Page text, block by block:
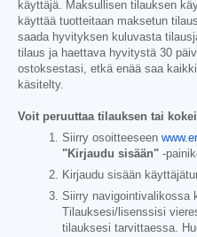
käyttäjä. Maksullisen tilauksen
käyttää tuotteitaan maksetun
saada hyvityksen kuluvasta
tilaus ja haettava hyvitystä 30
ostoksestasi, etkä enää saa
käsitelty.
Voit peruuttaa tilauksen tai
Siirry osoitteeseen
"Kirjaudu sisään" -
Kirjaudu sisään
Siirry navigointivalikossa
Tilauksesi/lisenssisi
tilauksesi tarvittaessa.